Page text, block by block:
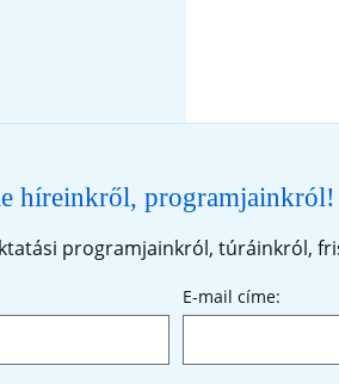
híreinkről, programjainkról!
programjainkról, túráinkról,
E-mail címe: